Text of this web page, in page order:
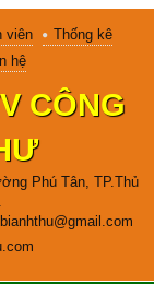
viên
Thống kê
hệ
CÔNG
Phú Tân, TP.Thủ